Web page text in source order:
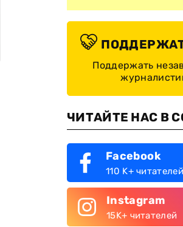
Поддержать
ЧИТАЙТЕ НАС В
Facebook
110 K+ читателей
Instagram
15K+ читателей